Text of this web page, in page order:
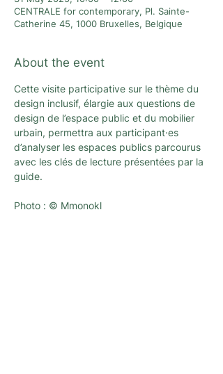
CENTRALE for contemporary, Pl. Sainte-
Catherine 45, 1000 Bruxelles, Belgique
About the event
Cette visite participative sur le thème du
design inclusif, élargie aux questions de
design de l’espace public et du mobilier
urbain, permettra aux participant·es
d’analyser les espaces publics parcourus
avec les clés de lecture présentées par la
guide.
Photo : © Mmonokl